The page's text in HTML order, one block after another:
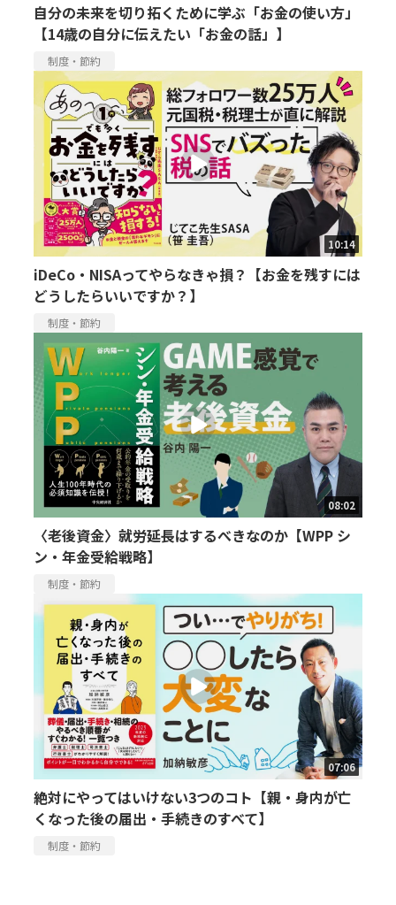
自分の未来を切り拓くために学ぶ「お金の使い方」
【14歳の自分に伝えたい「お金の話」】
制度・節約
10:14
iDeCo・NISAってやらなきゃ損？【お金を残すには
どうしたらいいですか？】
制度・節約
08:02
〈老後資金〉就労延長はするべきなのか【WPP シ
ン・年金受給戦略】
制度・節約
07:06
絶対にやってはいけない3つのコト【親・身内が亡
くなった後の届出・手続きのすべて】
制度・節約